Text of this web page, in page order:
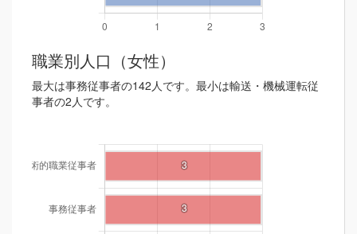
職業別人口（女性）
最大は事務従事者の142人です。最小は輸送・機械運転従
事者の2人です。